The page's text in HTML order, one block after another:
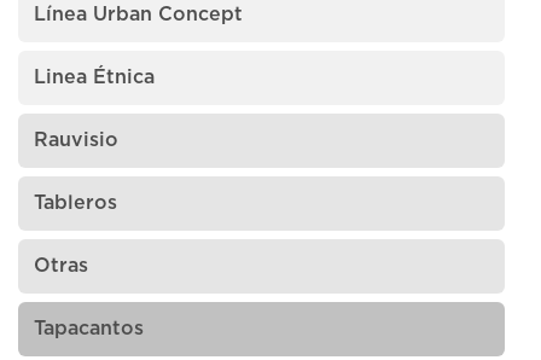
Línea Urban Concept
Linea Étnica
Rauvisio
Tableros
Otras
Tapacantos